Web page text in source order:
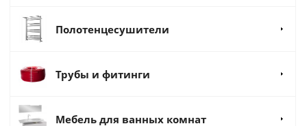
Полотенцесушители
Трубы и фитинги
Мебель для ванных комнат